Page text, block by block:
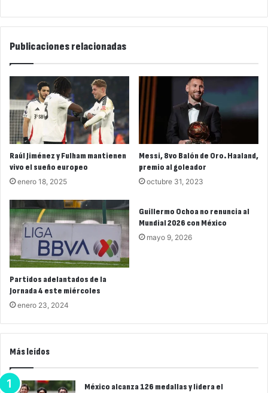
Publicaciones relacionadas
Raúl Jiménez y Fulham mantienen
vivo el sueño europeo
enero 18, 2025
Messi, 8vo Balón de Oro. Haaland,
premio al goleador
octubre 31, 2023
Partidos adelantados de la
Jornada 4 este miércoles
enero 23, 2024
Guillermo Ochoa no renuncia al
Mundial 2026 con México
mayo 9, 2026
Más leídos
México alcanza 126 medallas y lidera el